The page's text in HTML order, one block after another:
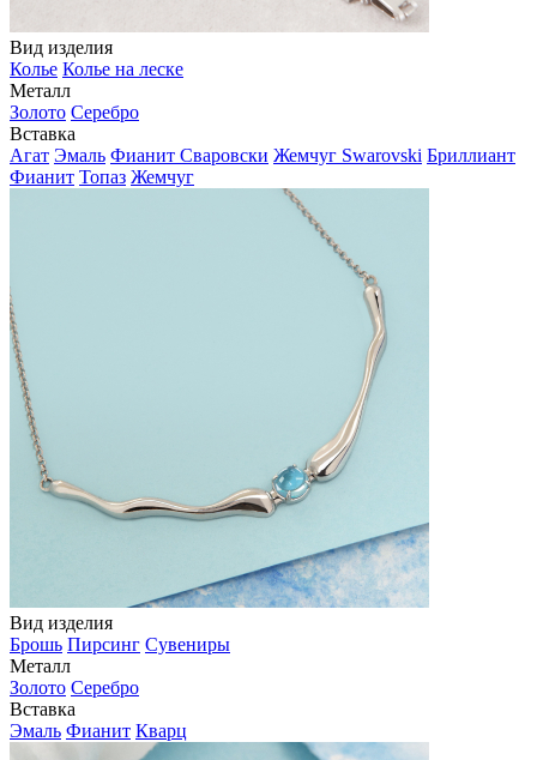
Вид изделия
Колье Колье на леске
Металл
Золото Серебро
Вставка
Агат Эмаль Фианит Сваровски Жемчуг Swarovski Бриллиант
Фианит Топаз Жемчуг
Вид изделия
Брошь Пирсинг Сувениры
Металл
Золото Серебро
Вставка
Эмаль Фианит Кварц